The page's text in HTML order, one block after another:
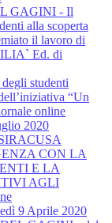
GAGINI - Il
alla scoperta
il lavoro di
Ed. di
studenti
“Un
online
2020
CON LA
E LA
AGLI
9 Aprile 2020